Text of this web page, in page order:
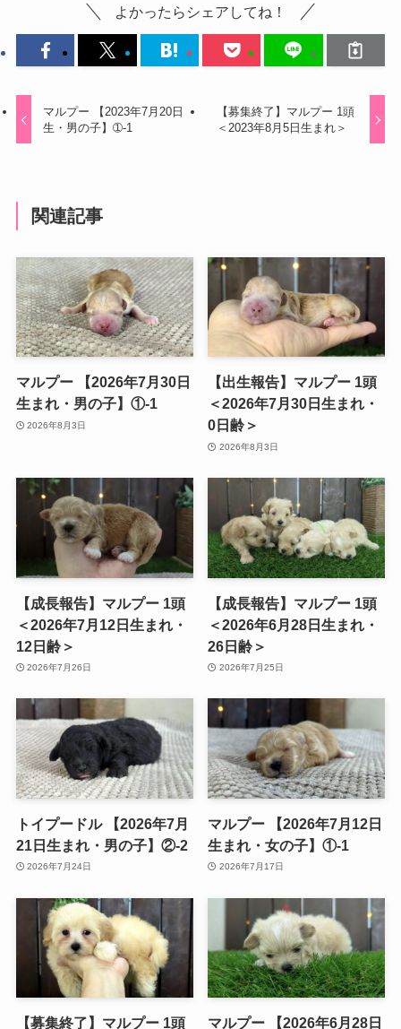
よかったらシェアしてね！
マルプー 【2023年7月20日
生・男の子】➀-1
【募集終了】マルプー 1頭
＜2023年8月5日生まれ＞
関連記事
マルプー 【2026年7月30日
生まれ・男の子】①-1
2026年8月3日
【出生報告】マルプー 1頭
＜2026年7月30日生まれ・
0日齢＞
2026年8月3日
【成長報告】マルプー 1頭
＜2026年7月12日生まれ・
12日齢＞
2026年7月26日
【成長報告】マルプー 1頭
＜2026年6月28日生まれ・
26日齢＞
2026年7月25日
トイプードル 【2026年7月
21日生まれ・男の子】②-2
2026年7月24日
マルプー 【2026年7月12日
生まれ・女の子】①-1
2026年7月17日
【募集終了】マルプー 1頭 マルプー 【2026年6月28日